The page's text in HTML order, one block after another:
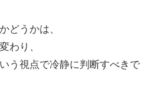
どうかは、
わり、
う視点で冷静に判断すべきで